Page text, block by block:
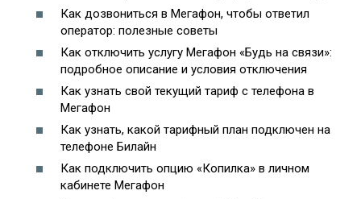
Как дозвониться в Мегафон, чтобы ответил
оператор: полезные советы
Как отключить услугу Мегафон «Будь на связи»:
подробное описание и условия отключения
Как узнать свой текущий тариф с телефона в
Мегафон
Как узнать, какой тарифный план подключен на
телефоне Билайн
Как подключить опцию «Копилка» в личном
кабинете Мегафон